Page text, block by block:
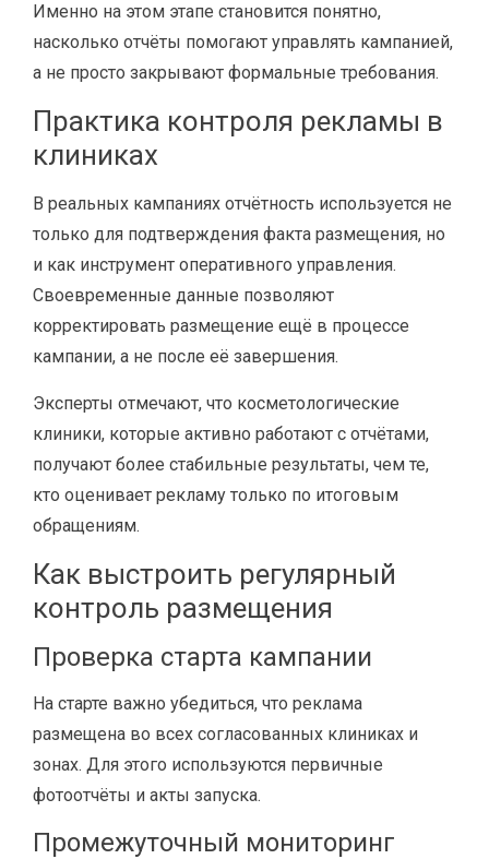
Именно на этом этапе становится понятно,
насколько отчёты помогают управлять кампанией,
а не просто закрывают формальные требования.
Практика контроля рекламы в
клиниках
В реальных кампаниях отчётность используется не
только для подтверждения факта размещения, но
и как инструмент оперативного управления.
Своевременные данные позволяют
корректировать размещение ещё в процессе
кампании, а не после её завершения.
Эксперты отмечают, что косметологические
клиники, которые активно работают с отчётами,
получают более стабильные результаты, чем те,
кто оценивает рекламу только по итоговым
обращениям.
Как выстроить регулярный
контроль размещения
Проверка старта кампании
На старте важно убедиться, что реклама
размещена во всех согласованных клиниках и
зонах. Для этого используются первичные
фотоотчёты и акты запуска.
Промежуточный мониторинг